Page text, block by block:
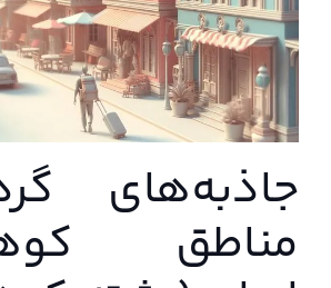
جاذبه‌های
مناطق